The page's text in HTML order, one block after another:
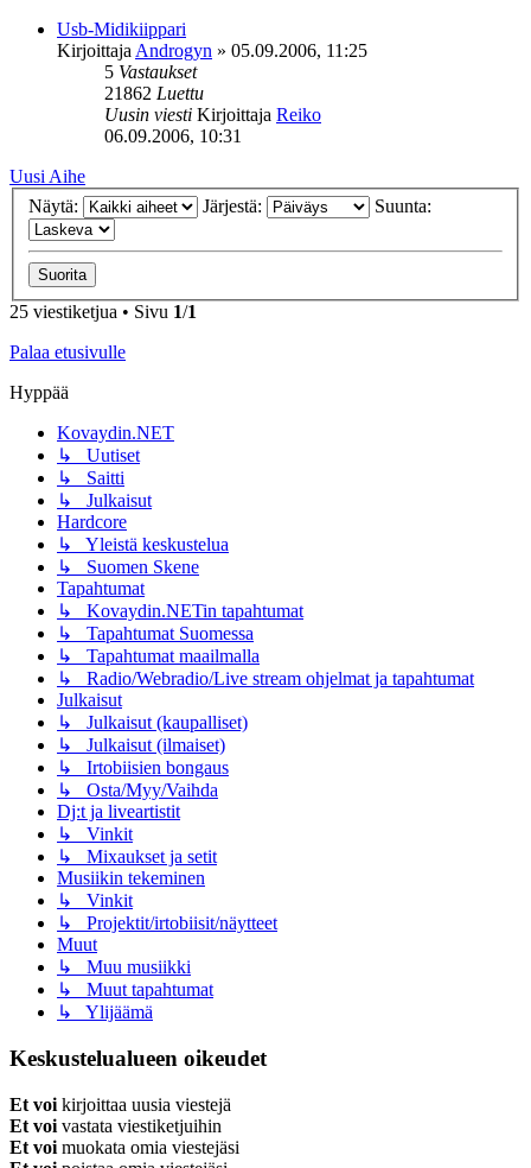
Usb-Midikiippari
Kirjoittaja Androgyn » 05.09.2006, 11:25
5 Vastaukset
21862 Luettu
Uusin viesti Kirjoittaja Reiko
06.09.2006, 10:31
Uusi Aihe
Näytä:
Järjestä: Suunta:
25 viestiketjua • Sivu 1/1
Palaa etusivulle
Hyppää
Kovaydin.NET
↳ Uutiset
↳ Saitti
↳ Julkaisut
Hardcore
↳ Yleistä keskustelua
↳ Suomen Skene
Tapahtumat
↳ Kovaydin.NETin tapahtumat
↳ Tapahtumat Suomessa
↳ Tapahtumat maailmalla
↳ Radio/Webradio/Live stream ohjelmat ja tapahtumat
Julkaisut
↳ Julkaisut (kaupalliset)
↳ Julkaisut (ilmaiset)
↳ Irtobiisien bongaus
↳ Osta/Myy/Vaihda
Dj:t ja liveartistit
↳ Vinkit
↳ Mixaukset ja setit
Musiikin tekeminen
↳ Vinkit
↳ Projektit/irtobiisit/näytteet
Muut
↳ Muu musiikki
↳ Muut tapahtumat
↳ Ylijäämä
Keskustelualueen oikeudet
Et voi kirjoittaa uusia viestejä
Et voi vastata viestiketjuihin
Et voi muokata omia viestejäsi